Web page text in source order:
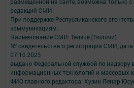
редакций СМИ.
При поддержке Республиканского
коммуникациям.
Наименование СМИ: Теләче (Тюлячи)
№ свидетельства о регистрации СМИ,
07.10.2025
выдано Федеральной службой по надзору
информационных технологий и массовых
ФИО главного редактора: Хузин Ленар